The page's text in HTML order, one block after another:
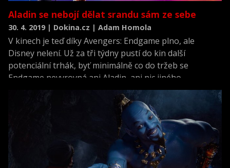
Aladin se nebojí dělat srandu sám ze sebe
30. 4. 2019 | Dokina.cz | Adam Homola
V kinech je teď díky Avengers: Endgame plno, ale
Disney nelení. Už za tři týdny pustí do kin další
potenciální trhák, byť minimálně co do tržeb se
Endgame nevyrovná ani Aladin, ani nic jiného.